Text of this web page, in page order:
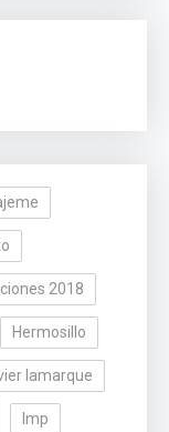
2018
Hermosillo
lamarque
lmp